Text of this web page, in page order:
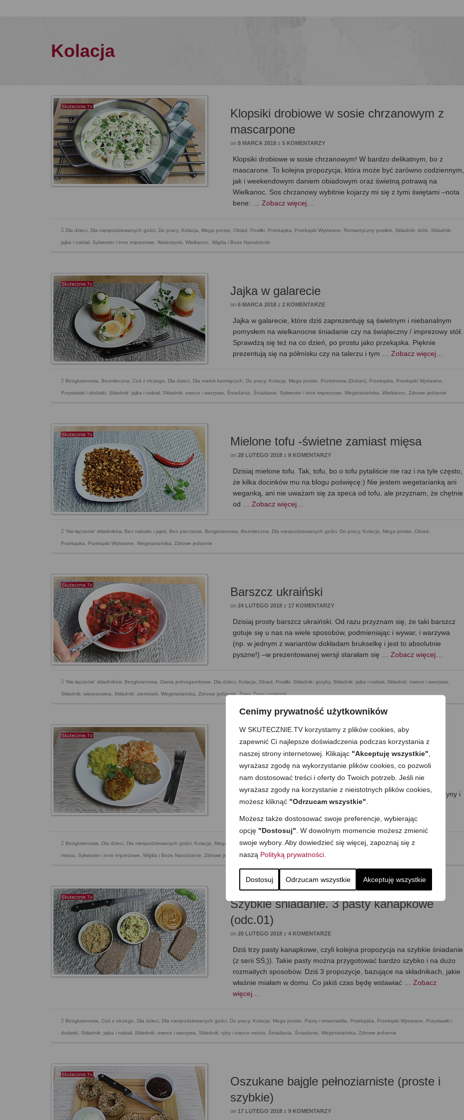
Cenimy prywatność użytkowników
W SKUTECZNIE.TV korzystamy z plików cookies, aby
zapewnić Ci najlepsze doświadczenia podczas korzystania z
naszej strony internetowej. Klikając "Akceptuję wszystkie"
wyrażasz zgodę na wykorzystanie plików cookies, co pozwoli
nam dostosować treści i oferty do Twoich potrzeb. Jeśli nie
wyrażasz zgody na korzystanie z nieistotnych plików cookies,
możesz kliknąć "Odrzucam wszystkie"
Możesz także dostosować swoje preferencje, wybierając
opcję "Dostosuj" . W dowolnym momencie możesz zmienić
swoje wybory. Aby dowiedzieć się więcej, zapoznaj się z
naszą Polityką prywatności
Dostosuj Odrzucam wszystkie Akceptuję wszystkie
Kolacja
Klopsiki drobiowe w sosie chrzanowym z
mascarpone
on8 MARCA 2018 z5 KOMENTARZY
Klopsiki drobiowe w sosie chrzanowym! W bardzo delikatnym, bo z
mascarone. To kolejna propozycja, która może być zarówno codziennym,
jak i weekendowym daniem obiadowym oraz świetną potrawą na
Wielkanoc. Sos chrzanowy wybitnie kojarzy mi się z tymi świętami –nota
bene: …Zobacz więcej…
Dla dzieci, Dla niespodziewanych gości, Do pracy, Kolacja, Mega proste, Obiad, Posiłki, Przekąska, Przekąski Wytrawne, Romantyczny posiłek, Składnik: drób, Składnik:
jajka i nabiał, Sylwester i inne imprezowe, Walentynki, Wielkanoc, Wigilia i Boże Narodzenie
Jajka w galarecie
on6 MARCA 2018 z2 KOMENTARZE
Jajka w galarecie, które dziś zaprezentuję są świetnym i niebanalnym
pomysłem na wielkanocne śniadanie czy na świąteczny / imprezowy stół.
Sprawdzą się też na co dzień, po prostu jako przekąska. Pięknie
prezentują się na półmisku czy na talerzu i tym …Zobacz więcej…
Bezglutenowa, Bezmleczna, Coś z niczego, Dla dzieci, Dla matek karmiących, Do pracy, Kolacja, Mega proste, Proteinowa (Dukan), Przekąska, Przekąski Wytrawne,
Przystawki i dodatki, Składnik: jajka i nabiał, Składnik: owoce i warzywa, Śniadania, Śniadanie, Sylwester i inne imprezowe, Wegetariańska, Wielkanoc, Zdrowe jedzenie
Mielone tofu -świetne zamiast mięsa
on28 LUTEGO 2018 z8 KOMENTARZY
Dzisiaj mielone tofu. Tak, tofu, bo o tofu pytaliście nie raz i na tyle często,
że kilka docinków mu na blogu poświęcę:) Nie jestem wegetarianką ani
weganką, ani nie uważam się za speca od tofu, ale przyznam, że chętnie
od …Zobacz więcej…
'Nie-łączenie' składników, Bez nabiału i jajek, Bez pieczenia, Bezglutenowa, Bezmleczna, Dla niespodziewanych gości, Do pracy, Kolacja, Mega proste, Obiad,
Przekąska, Przekąski Wytrawne, Wegetariańska, Zdrowe jedzenie
Barszcz ukraiński
on24 LUTEGO 2018 z 17 KOMENTARZY
Dzisiaj prosty barszcz ukraiński. Od razu przyznam się, że taki barszcz
gotuje się u nas na wiele sposobów, podmieniając i wywar, i warzywa
(np. w jednym z wariantów dokładam brukselkę i jest to absolutnie
pyszne!) –w prezentowanej wersji starałam się …Zobacz więcej…
'Nie-łączenie' składników, Bezglutenowa, Dania jednogarnkowe, Dla dzieci, Kolacja, Obiad, Posiłki, Składnik: grzyby, Składnik: jajka i nabiał, Składnik: owoce i warzywa,
Składnik: wieprzowina, Składnik: ziemniaki, Wegetariańska, Zdrowe jedzenie,Zupy,Zupy i gulasze
Pyszny sposób na rybę (3 warianty)
22 LUTEGO 2018 z6 KOMENTARZY
Dzisiaj pyszny sposób na rybę –u mnie to zwykle sposób na rybę
mrożoną, bo na świeżą mam zdecydowanie inne pomysły. Będą to
proste kotlety siekane z ryby, wzbogacone pietruszką, sokiem z cytryny i
ulubionymi przyprawami. Całość banalnie prosta, ale co …
więcej…
Bezglutenowa, Dla dzieci, Dla niespodziewanych gości, Kolacja, Mega proste,Obiad,Przekąska,Przekąski Wytrawne,Składnik: jajka i nabiał,Składnik: ryby i owoce
morza, Sylwester i inne imprezowe, Wigilia i Boże Narodzenie, Zdrowe jedzenie
Szybkie śniadanie. 3 pasty kanapkowe
(odc.01)
on20 LUTEGO 2018 z4 KOMENTARZE
Dziś trzy pasty kanapkowe, czyli kolejna propozycja na szybkie śniadanie
(z serii SŚ;)). Takie pasty można przygotować bardzo szybko i na dużo
rozmaitych sposobów. Dziś 3 propozycje, bazujące na składnikach, jakie
właśnie miałam w domu. Co jakiś czas będę wstawiać …Zobacz
więcej…
Bezglutenowa, Coś z niczego, Dla dzieci, Dla niespodziewanych gości, Do pracy, Kolacja, Mega proste, Pasty i smarowidła, Przekąska, Przekąski Wytrawne, Przystawki i
dodatki, Składnik: jajka i nabiał, Składnik: owoce i warzywa, Składnik: ryby i owoce morza, Śniadania, Śniadanie, Wegetariańska, Zdrowe jedzenie
Oszukane bajgle pełnoziarniste (proste i
szybkie)
on 17 LUTEGO 2018 z9 KOMENTARZY